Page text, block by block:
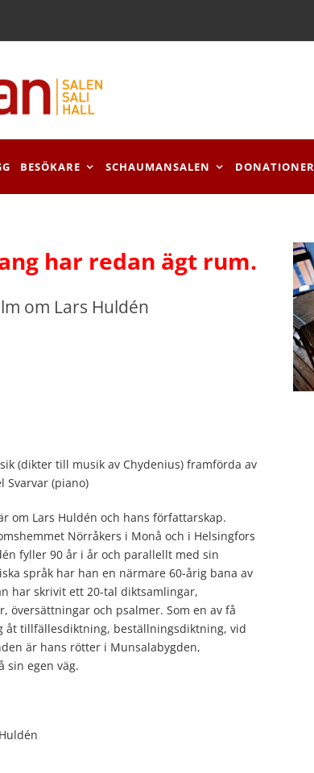
BESÖKARE SCHAUMANSALEN DONATIONER
har redan ägt rum.
om Lars Huldén
(dikter till musik av Chydenius) framförda av
Svarvar (piano)
om Lars Huldén och hans författarskap.
Nörråkers i Monå och i Helsingfors
fyller 90 år i år och parallellt med sin
språk har han en närmare 60-årig bana av
har skrivit ett 20-tal diktsamlingar,
översättningar och psalmer. Som en av få
åt tillfällesdiktning, beställningsdiktning, vid
är hans rötter i Munsalabygden,
sin egen väg.